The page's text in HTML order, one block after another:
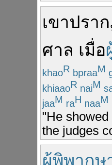
เขาปรา
ศาล เมื่อ
khaoR bpraaM
khiaaoR naiM
jaaM raH naaM
"He
the judges
ผู้พิพากษ